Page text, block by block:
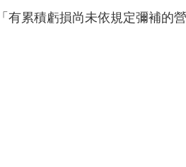
累積虧損尚未依規定彌補的